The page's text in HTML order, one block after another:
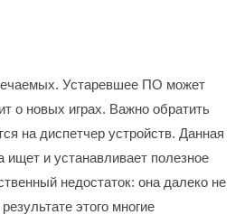
Устаревшее ПО может
о новых играх. Важно обратить
на диспетчер устройств. Данная
ищет и устанавливает полезное
недостаток: она далеко не
этого многие